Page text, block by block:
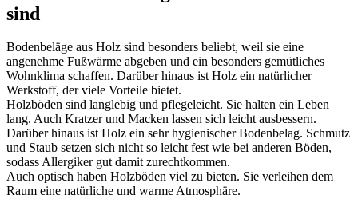
sind
Bodenbeläge aus Holz sind besonders beliebt, weil sie eine
angenehme Fußwärme abgeben und ein besonders gemütliches
Wohnklima schaffen. Darüber hinaus ist Holz ein natürlicher
Werkstoff, der viele Vorteile bietet.
Holzböden sind langlebig und pflegeleicht. Sie halten ein Leben
lang. Auch Kratzer und Macken lassen sich leicht ausbessern.
Darüber hinaus ist Holz ein sehr hygienischer Bodenbelag. Schmutz
und Staub setzen sich nicht so leicht fest wie bei anderen Böden,
sodass Allergiker gut damit zurechtkommen.
Auch optisch haben Holzböden viel zu bieten. Sie verleihen dem
Raum eine natürliche und warme Atmosphäre.